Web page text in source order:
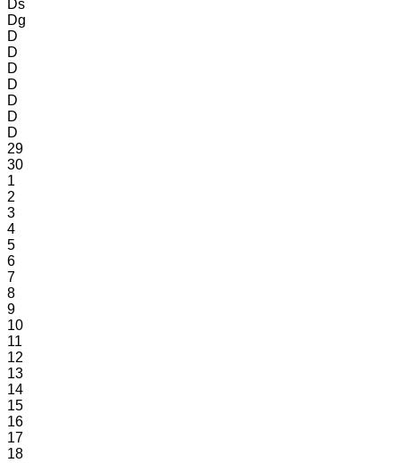
Ds
Dg
D
D
D
D
D
D
D
29
30
1
2
3
4
5
6
7
8
9
10
11
12
13
14
15
16
17
18